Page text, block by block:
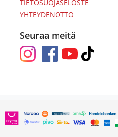
TIETOSUOJASELOSTE
YHTEYDENOTTO
Seuraa meitä